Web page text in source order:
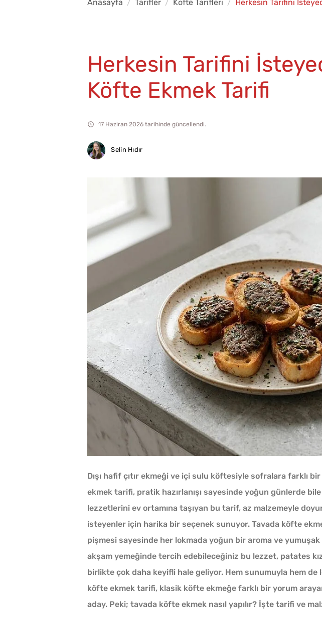
Anasayfa Tarifler Köfte Tarifleri Herkesin Tarifini
Herkesin Tarifini
Köfte Ekmek Tarifi
17 Haziran 2026 tarihinde güncellendi.
Selin Hıdır
Dışı hafif çıtır ekmeği ve içi sulu köftesiyle sofralara farklı
ekmek tarifi, pratik hazırlanışı sayesinde yoğun günlerde
lezzetlerini ev ortamına taşıyan bu tarif, az malzemeyle
isteyenler için harika bir seçenek sunuyor. Tavada köfte
pişmesi sayesinde her lokmada yoğun bir aroma ve
akşam yemeğinde tercih edebileceğiniz bu lezzet, patates
birlikte çok daha keyifli hale geliyor. Hem sunumuyla hem
köfte ekmek tarifi, klasik köfte ekmeğe farklı bir yorum
aday. Peki; tavada köfte ekmek nasıl yapılır? İşte tarifi ve